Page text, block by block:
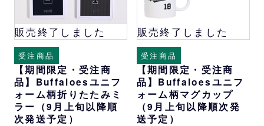
販売終了しました
受注商品
【期間限定・受注商
品】Buffaloesユニフ
ォーム柄折りたたみミ
ラー（9月上旬以降順
次発送予定）
販売終了しました
受注商品
【期間限定・受注商
品】Buffaloesユニフ
ォーム柄マグカップ
（9月上旬以降順次発
送予定）